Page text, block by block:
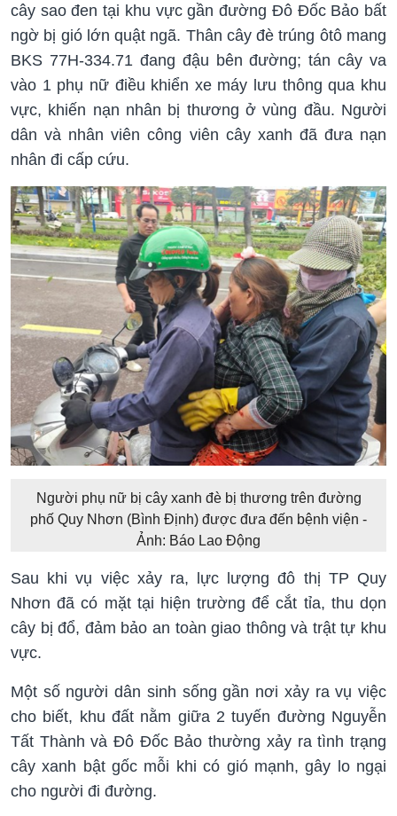
cây sao đen tại khu vực gần đường Đô Đốc Bảo bất
ngờ bị gió lớn quật ngã. Thân cây đè trúng ôtô mang
BKS 77H-334.71 đang đậu bên đường; tán cây va
vào 1 phụ nữ điều khiển xe máy lưu thông qua khu
vực, khiến nạn nhân bị thương ở vùng đầu. Người
dân và nhân viên công viên cây xanh đã đưa nạn
nhân đi cấp cứu.
Người phụ nữ bị cây xanh đè bị thương trên đường
phố Quy Nhơn (Bình Định) được đưa đến bệnh viện -
Ảnh: Báo Lao Động
Sau khi vụ việc xảy ra, lực lượng đô thị TP Quy
Nhơn đã có mặt tại hiện trường để cắt tỉa, thu dọn
cây bị đổ, đảm bảo an toàn giao thông và trật tự khu
vực.
Một số người dân sinh sống gần nơi xảy ra vụ việc
cho biết, khu đất nằm giữa 2 tuyến đường Nguyễn
Tất Thành và Đô Đốc Bảo thường xảy ra tình trạng
cây xanh bật gốc mỗi khi có gió mạnh, gây lo ngại
cho người đi đường.